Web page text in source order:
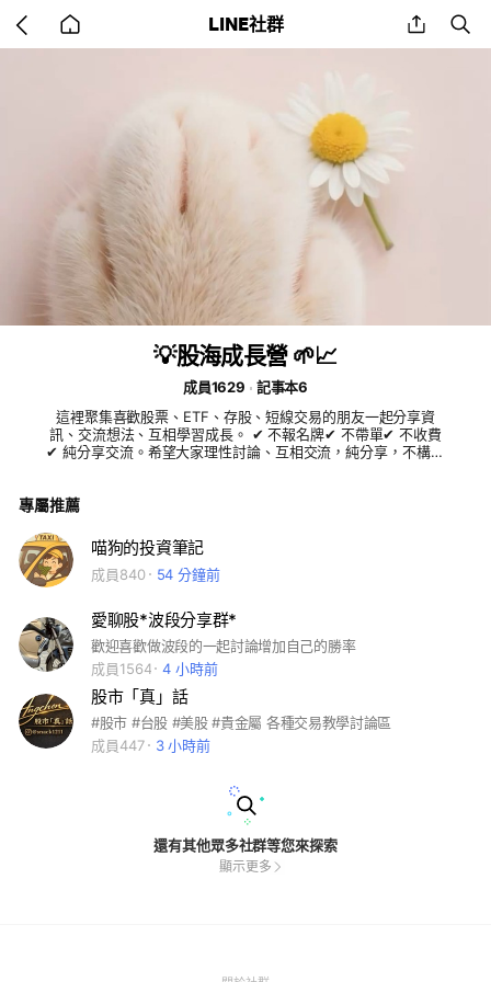
back
to
LINE社群 share
💡股海成長營 🌱📈
成員1629
記事本6
這裡聚集喜歡股票、ETF、存股、短線交易的朋友一起分享資
訊、交流想法、互相學習成長。 ✔ 不報名牌✔ 不帶單✔ 不收費
✔ 純分享交流。希望大家理性討論、互相交流，純分享，不構成
專屬推薦
喵狗的投資筆記
成員840 54 分鐘前
愛聊股*波段分享群*
歡迎喜歡做波段的一起討論增加自己的勝率
成員1564
4 小時前
股市「真」話
#股市 #台股 #美股 #貴金屬 各種交易教學討論區
成員447
3 小時前
還有其他眾多社群等您來探索
顯示更多